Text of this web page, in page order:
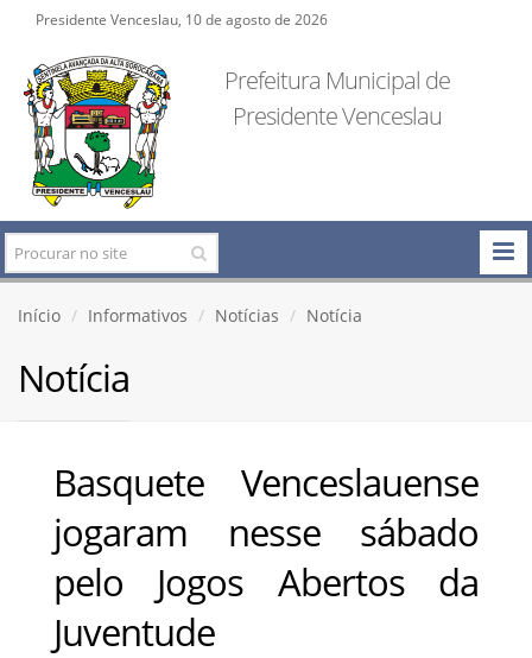
Presidente Venceslau, 10 de agosto de 2026
Prefeitura Municipal de
Presidente Venceslau
Início Informativos Notícias Notícia
Notícia
Basquete Venceslauense
jogaram nesse sábado
pelo Jogos Abertos da
Juventude